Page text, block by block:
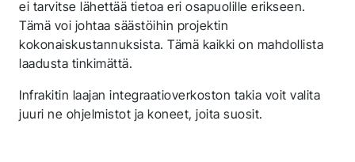
ei tarvitse lähettää tietoa eri osapuolille erikseen.
Tämä voi johtaa säästöihin projektin
kokonaiskustannuksista. Tämä kaikki on mahdollista
laadusta tinkimättä.
Infrakitin laajan integraatioverkoston takia voit valita
juuri ne ohjelmistot ja koneet, joita suosit.